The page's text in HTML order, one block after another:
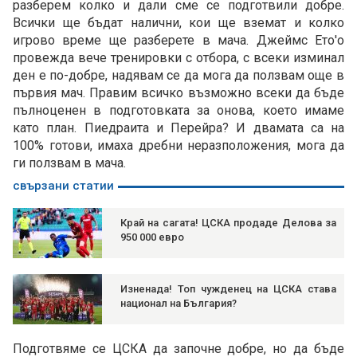
разберем колко и дали сме се подготвили добре.
Всички ще бъдат налични, кои ще вземат и колко
игрово време ще разберете в мача. Джеймс Ето'о
провежда вече тренировки с отбора, с всеки изминал
ден е по-добре, надявам се да мога да ползвам още в
първия мач. Правим всичко възможно всеки да бъде
пълноценен в подготовката за онова, което имаме
като план. Пиедраита и Перейра? И двамата са на
100% готови, имаха дребни неразположения, мога да
ги ползвам в мача.
свързани статии
Край на сагата! ЦСКА продаде Делова за
950 000 евро
Изненада! Топ чужденец на ЦСКА става
национал на България?
Подготвяме се ЦСКА да започне добре, но да бъде